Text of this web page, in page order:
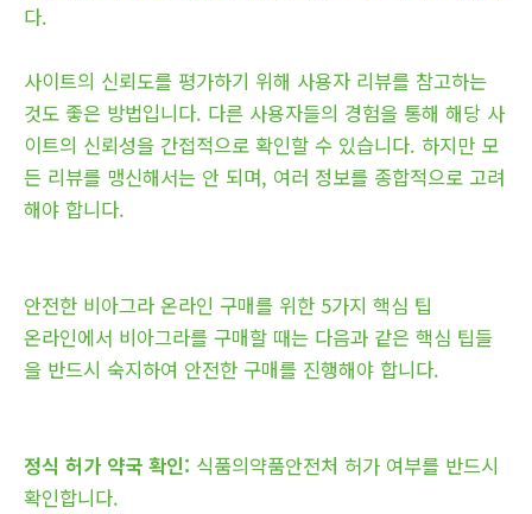
다.
사이트의 신뢰도를 평가하기 위해 사용자 리뷰를 참고하는
것도 좋은 방법입니다. 다른 사용자들의 경험을 통해 해당 사
이트의 신뢰성을 간접적으로 확인할 수 있습니다. 하지만 모
든 리뷰를 맹신해서는 안 되며, 여러 정보를 종합적으로 고려
해야 합니다.
안전한 비아그라 온라인 구매를 위한 5가지 핵심 팁
온라인에서 비아그라를 구매할 때는 다음과 같은 핵심 팁들
을 반드시 숙지하여 안전한 구매를 진행해야 합니다.
정식 허가 약국 확인: 식품의약품안전처 허가 여부를 반드시
확인합니다.